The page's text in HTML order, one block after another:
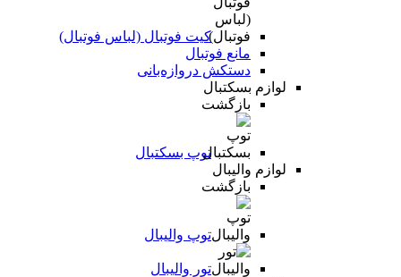
کیت فوتبال (لباس فوتبال)
مانع فوتبال
دستکش دروازه‌بانی
لوازم بسکتبال
بازگشت
توپ بسکتبال
لوازم والیبال
بازگشت
توپ والیبال
تور والیبال